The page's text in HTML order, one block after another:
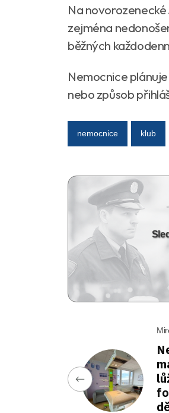
Na
zejména
běžných
Nemocnice
nebo způsob
nemocnice klub